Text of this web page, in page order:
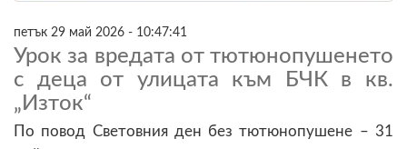
петък 29 май 2026 - 10:47:41
Урок за вредата от тютюнопушенето
с деца от улицата към БЧК в кв.
„Изток“
По повод Световния ден без тютюнопушене – 31